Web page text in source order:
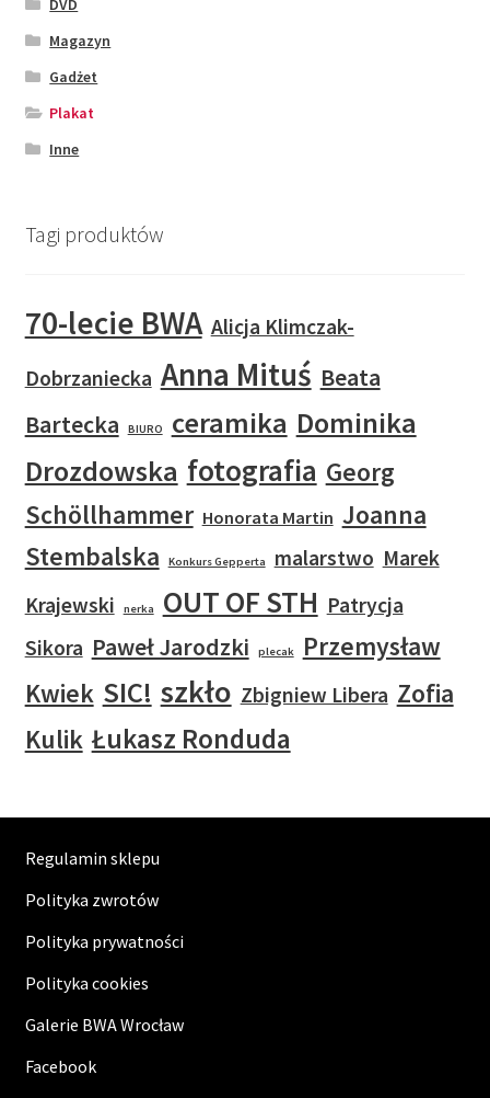
DVD
Magazyn
Gadżet
Plakat
Inne
Tagi produktów
70-lecie BWA Alicja Klimczak-
Dobrzaniecka Anna Mituś Beata
Bartecka
BIURO ceramika Dominika
Drozdowska fotografia Georg
Schöllhammer Honorata Martin Joanna
Stembalska
Konkurs Gepperta malarstwo Marek
Krajewski
nerka OUT OF STH Patrycja
Sikora Paweł Jarodzki plecak
Przemysław
Kwiek SIC! szkło Zbigniew Libera Zofia
Kulik Łukasz Ronduda
Regulamin sklepu
Polityka zwrotów
Polityka prywatności
Polityka cookies
Galerie BWA Wrocław
Facebook